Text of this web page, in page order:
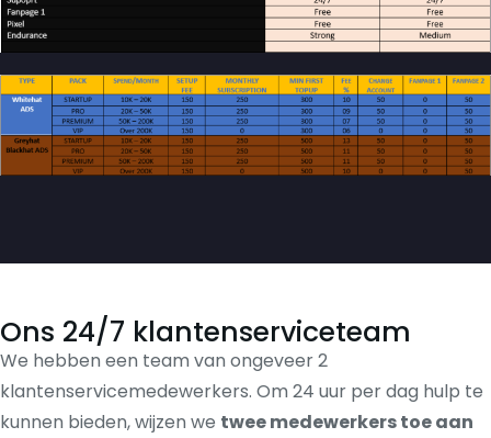
Ons 24/7 klantenserviceteam
We hebben een team van ongeveer 2
klantenservicemedewerkers. Om 24 uur per dag hulp te
kunnen bieden, wijzen we twee medewerkers toe aan